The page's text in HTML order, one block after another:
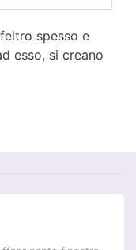
spesso e
esso, si creano